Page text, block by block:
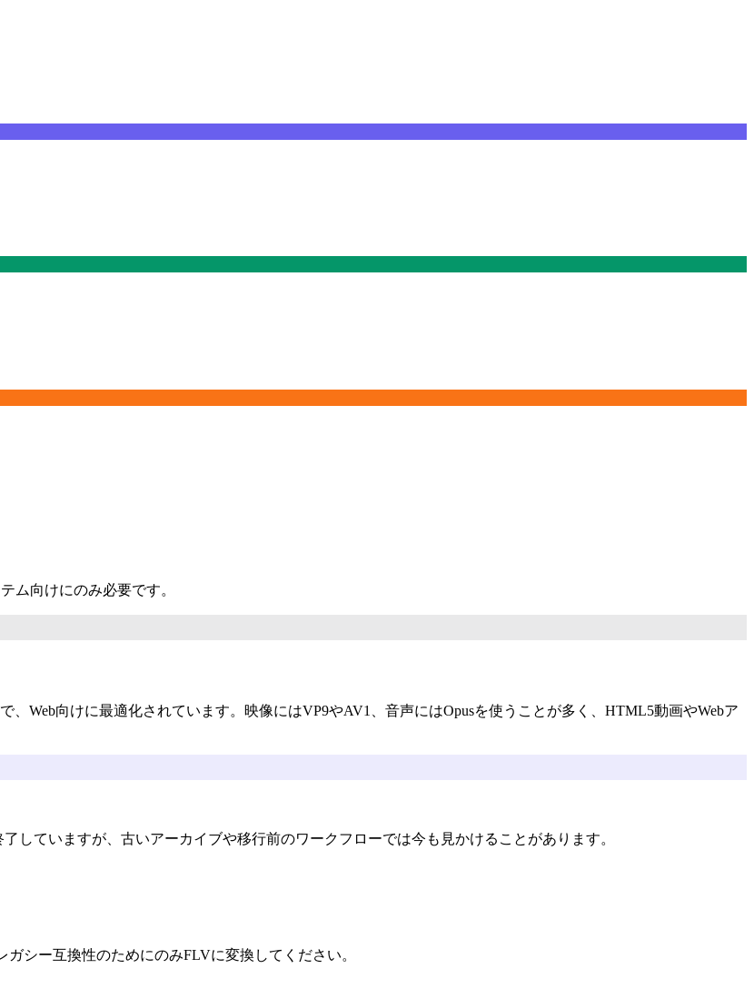
ム向けにのみ必要です。
、Web向けに最適化されています。映像にはVP9やAV1、音声にはOpusを使うことが多く、HTML5動画やWebア
していますが、古いアーカイブや移行前のワークフローでは今も見かけることがあります。
シー互換性のためにのみFLVに変換してください。